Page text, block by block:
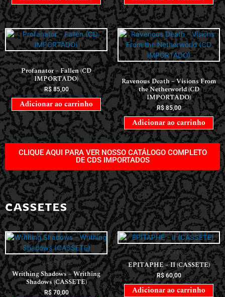
CDS INTERNACIONAIS
Profanator – Fallen (CD
IMPORTADO)
R$85,00
Adicionar ao carrinho
CDS INTERNACIONAIS
Ravenous Death – Visions From
the Netherworld (CD
IMPORTADO)
R$85,00
Adicionar ao carrinho
CLIQUE AQUI PARA VER NOSSO CATÁLOGO COMPLETO
DE CDS IMPORTADOS
CASSETES
CASSETES
Writhing Shadows – Writhing
Shadows (CASSETE)
R$70,00
CASSETES
EPITAPHE – II (CASSETE)
R$60,00
Adicionar ao carrinho